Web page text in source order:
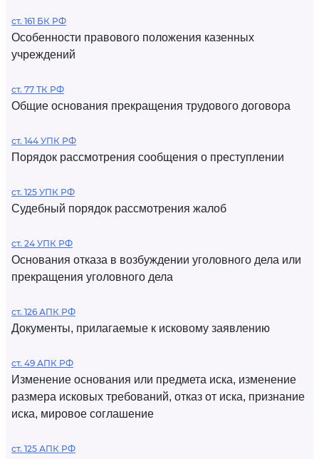
ст. 161 БК РФ
Особенности правового положения казенных
учреждений
ст. 77 ТК РФ
Общие основания прекращения трудового договора
ст. 144 УПК РФ
Порядок рассмотрения сообщения о преступлении
ст. 125 УПК РФ
Судебный порядок рассмотрения жалоб
ст. 24 УПК РФ
Основания отказа в возбуждении уголовного дела или
прекращения уголовного дела
ст. 126 АПК РФ
Документы, прилагаемые к исковому заявлению
ст. 49 АПК РФ
Изменение основания или предмета иска, изменение
размера исковых требований, отказ от иска, признание
иска, мировое соглашение
ст. 125 АПК РФ